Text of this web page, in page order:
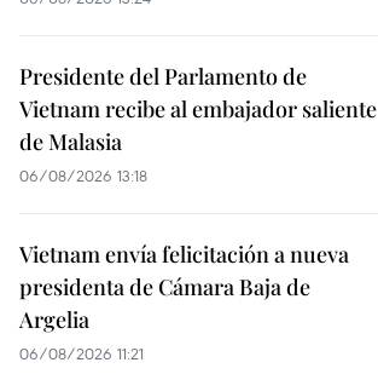
Presidente del Parlamento de
Vietnam recibe al embajador saliente
de Malasia
06/08/2026 13:18
Vietnam envía felicitación a nueva
presidenta de Cámara Baja de
Argelia
06/08/2026 11:21